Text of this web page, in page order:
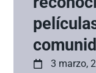
3 marzo,